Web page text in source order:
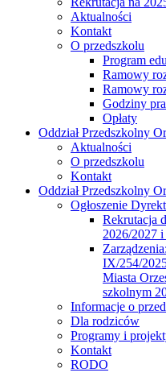
Aktualności
Kontakt
O przedszkolu
Program
Ramowy
Ramowy
Godziny
Opłaty
Oddział Przedszkolny
Aktualności
O przedszkolu
Kontakt
Oddział Przedszkolny
Ogłoszenie
Rekrutacja
2026/2027
IX/254/
Miasta
szkolnym
Informacje o
Dla rodziców
Programy i
Kontakt
RODO